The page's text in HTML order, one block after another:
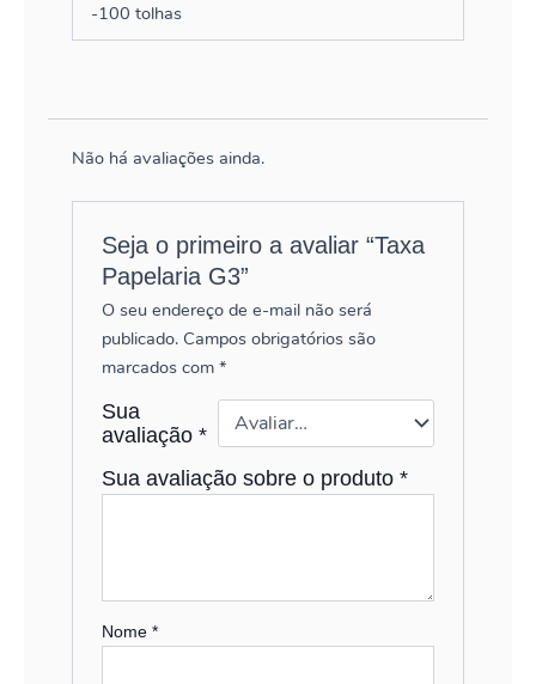
-100 tolhas
Não há avaliações ainda.
Seja o primeiro a avaliar “Taxa
Papelaria G3”
O seu endereço de e-mail não será
publicado. Campos obrigatórios são
marcados com*
Sua
avaliação*
Sua avaliação sobre o produto*
Nome*